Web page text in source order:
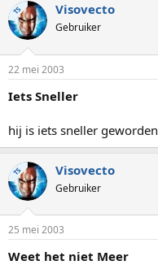
TS Visovecto
Gebruiker
22 mei 2003
Iets Sneller
hij is iets sneller geworden
TS Visovecto
Gebruiker
25 mei 2003
Weet het niet Meer